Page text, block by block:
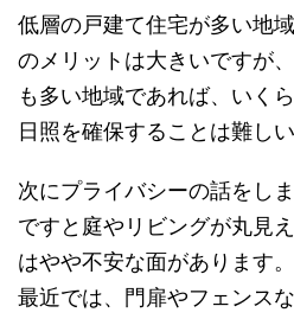
低層の戸建て住宅が多い地
のメリットは大きいですが
も多い地域であれば、いく
日照を確保することは難しい
次にプライバシーの話をし
ですと庭やリビングが丸見
はやや不安な面があります。
最近では、門扉やフェンス